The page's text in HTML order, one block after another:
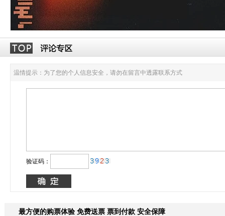
温情提示：为了您的个人信息安全，请勿在留言中透露联系方式
验证码：
最方便的购票体验 免费送票 票到付款 安全保障